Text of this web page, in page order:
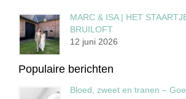
MARC & ISA | HET
BRUILOFT
12 juni 2026
Populaire berichten
Bloed, zweet en tranen –